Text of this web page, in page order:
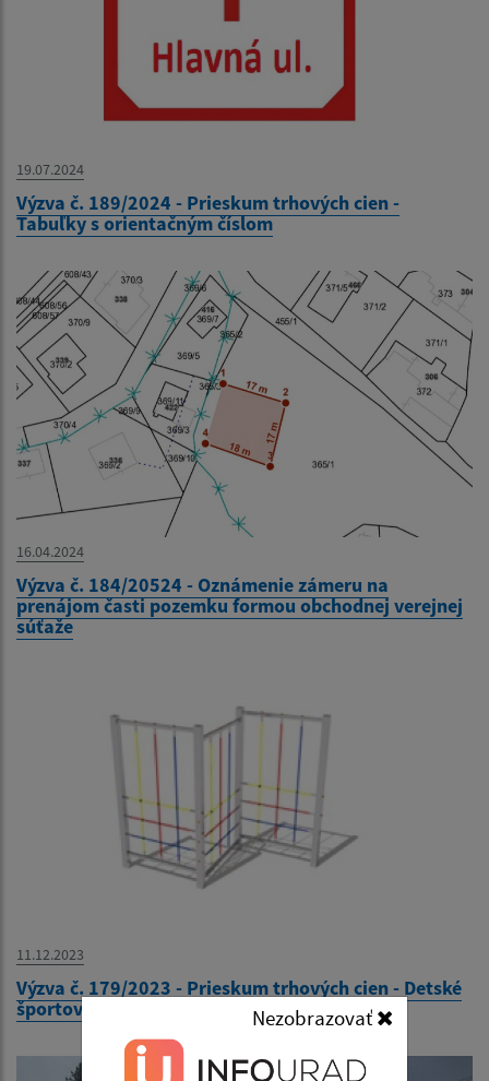
Nezobrazovať
19.07.2024
Výzva č. 189/2024 - Prieskum trhových cien -
Tabuľky s orientačným číslom
16.04.2024
Výzva č. 184/20524 - Oznámenie zámeru na
prenájom časti pozemku formou obchodnej verejnej
súťaže
11.12.2023
Výzva č. 179/2023 - Prieskum trhových cien - Detské
športové ihrisko v Materskej škole Kysak 210